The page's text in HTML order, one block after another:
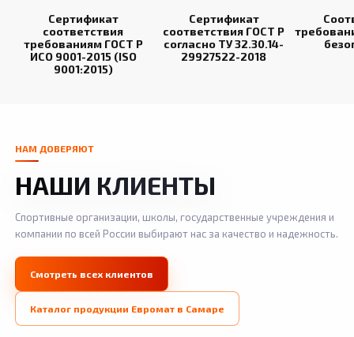
Сертификат
соответствия
требованиям ГОСТ Р
ИСО 9001-2015 (ISO
9001:2015)
Сертификат
соответствия ГОСТ Р
согласно ТУ 32.30.14-
29927522-2018
НАМ ДОВЕРЯЮТ
НАШИ КЛИЕНТЫ
Спортивные организации, школы, государственные учреждения и
компании по всей России выбирают нас за качество и надежность.
Смотреть всех клиентов
Каталог продукции Евромат в Самаре